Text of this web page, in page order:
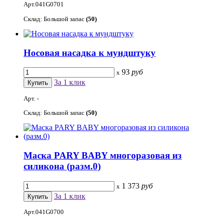
Арт.041G0701
Склад: Большой запас (50)
Носовая насадка к мундштуку
x 93 руб
За 1 клик
Арт. -
Склад: Большой запас (50)
Маска PARY BABY многоразовая из
силикона (разм.0)
x 1 373 руб
За 1 клик
Арт.041G0700